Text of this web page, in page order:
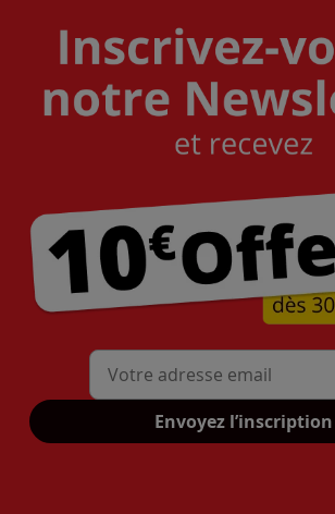
Mon
Envoyez l’inscription